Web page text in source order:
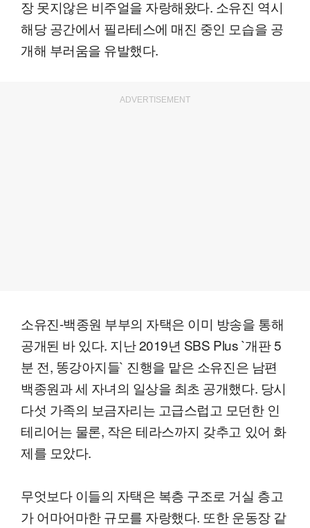
장 못지않은 비주얼을 자랑해왔다. 소유진 역시
해당 공간에서 필라테스에 매진 중인 모습을 공
개해 부러움을 유발했다.
ADVERTISEMENT
소유진-백종원 부부의 자택은 이미 방송을 통해
공개된 바 있다. 지난 2019년 SBS Plus `개판 5
분 전, 똥강아지들` 진행을 맡은 소유진은 남편
백종원과 세 자녀의 일상을 최초 공개했다. 당시
다섯 가족의 보금자리는 고급스럽고 모던한 인
테리어는 물론, 작은 테라스까지 갖추고 있어 화
제를 모았다.
무엇보다 이들의 자택은 복층 구조로 거실 층고
가 어마어마한 규모를 자랑했다. 또한 운동장 같